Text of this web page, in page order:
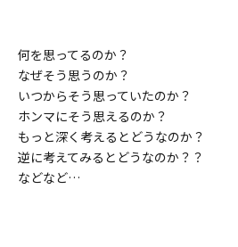
何を思ってるのか？
なぜそう思うのか？
いつからそう思っていたのか？
ホンマにそう思えるのか？
もっと深く考えるとどうなのか？
逆に考えてみるとどうなのか？？
などなど…